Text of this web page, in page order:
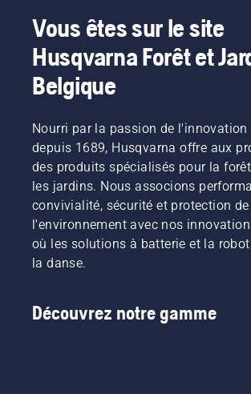
Vous êtes sur le site
Husqvarna Forêt et
Belgique
Nourri par la passion de l'innovation
depuis 1689, Husqvarna offre aux
des produits spécialisés pour la
les jardins. Nous associons
convivialité, sécurité et protection de
l'environnement avec nos
où les solutions à batterie et la
la danse.
Découvrez notre gamme